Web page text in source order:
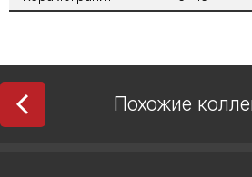
Похожие